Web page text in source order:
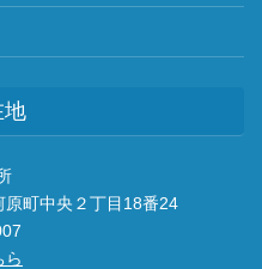
地
町中央２丁目18番24
ら